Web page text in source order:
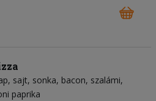
sajt sonka bacon szalámi
paprika